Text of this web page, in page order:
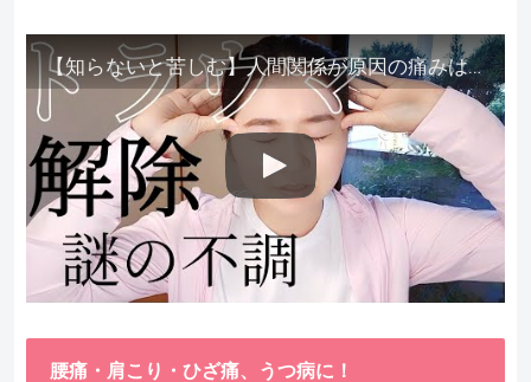
【知らないと苦しむ】人間関係が原因の痛みはトラウマ解除が必須。病院に行っても原因不明で治らない不調はこれをしてからケアしてみてください。
腰痛・肩こり・ひざ痛、うつ病に！